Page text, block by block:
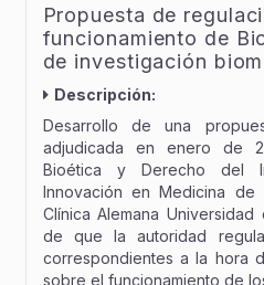
Propuesta de
funcionamiento de
de investigación
Descripción:
Desarrollo de una
adjudicada en enero de
Bioética y Derecho del
Innovación en Medicina
Clínica Alemana
de que la autoridad
correspondientes a la hora
sobre el funcionamiento de